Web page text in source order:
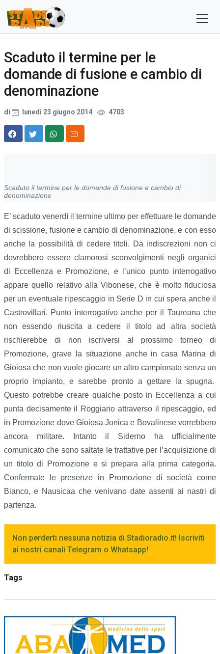
Scaduto il termine per le
domande di fusione e cambio di
denominazione
di lunedì 23 giugno 2014 4703
Scaduto il termine per le domande di fusione e cambio di
denominazione
E’ scaduto venerdì il termine ultimo per effettuare le domande
di scissione, fusione e cambio di denominazione, e con esso
anche la possibilità di cedere titoli. Da indiscrezioni non ci
dovrebbero essere clamorosi sconvolgimenti negli organici
di Eccellenza e Promozione, e l’unico punto interrogativo
appare quello relativo alla Vibonese, che è molto fiduciosa
per un eventuale ripescaggio in Serie D in cui spera anche il
Castrovillari. Punto interrogativo anche per il Taureana che
non essendo riuscita a cedere il titolo ad altra società
rischierebbe di non iscriversi al prossimo torneo di
Promozione, grave la situazione anche in casa Marina di
Gioiosa che non vuole giocare un altro campionato senza un
proprio impianto, e sarebbe pronto a gettare la spugna.
Questo potrebbe creare qualche posto in Eccellenza a cui
punta decisamente il Roggiano attraverso il ripescaggio, ed
in Promozione dove Gioiosa Jonica e Bovalinese vorrebbero
ancora militare. Intanto il Siderno ha ufficialmente
comunicato che sono saltate le trattative per l’acquisizione di
un titolo di Promozione e si prepara alla prima categoria.
Confermate le presenze in Promozione di società come
Bianco, e Nausicaa che venivano date assenti ai nastri di
partenza.
Non perderti nessuna notizia di Stadioradio.it! Iscriviti
ai nostri canali Telegram o Whatsapp!
Tags